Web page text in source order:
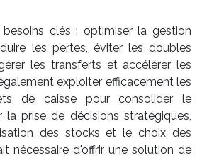
besoins clés : optimiser la gestion
les pertes, éviter les doubles
les transferts et accélérer les
exploiter efficacement les
de caisse pour consolider le
prise de décisions stratégiques,
des stocks et le choix des
nécessaire d'offrir une solution de